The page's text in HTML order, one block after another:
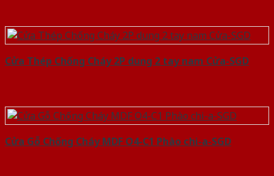
Cửa Thép Chống Cháy 2P dung 2 tay nam Cửa-SGD
Cửa Gỗ Chống Cháy MDF O4-C1 Phào chi-a-SGD